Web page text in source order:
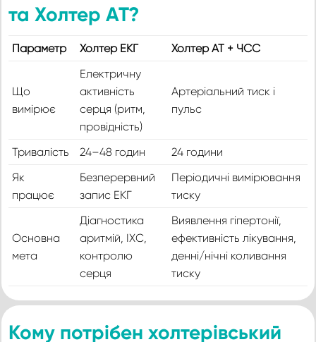
та Холтер АТ?
Параметр Холтер ЕКГ Холтер АТ + ЧСС
Що
вимірює
Електричну
активність
серця (ритм,
провідність)
Артеріальний тиск і
пульс
Тривалість 24–48 годин
24 години
Як
працює
Безперервний
запис ЕКГ
Періодичні вимірювання
тиску
Основна
мета
Діагностика
аритмій, ІХС,
контролю
серця
Виявлення гіпертонії,
ефективність лікування,
денні/нічні коливання
тиску
Кому потрібен холтерівський